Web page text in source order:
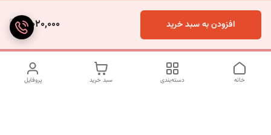
3,020,000 افزودن به سبد خرید
پروفایل سبد خرید دسته‌بندی خانه